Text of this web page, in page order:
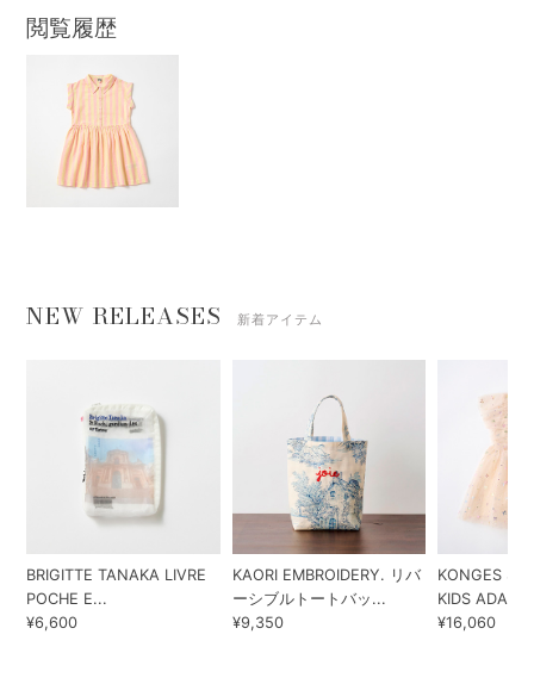
閲覧履歴
NEW RELEASES 新着アイテム
BRIGITTE TANAKA LIVRE
POCHE E...
¥6,600
KAORI EMBROIDERY. リバ
ーシブルトートバッ...
¥9,350
KONGES
KIDS ADA...
¥16,060